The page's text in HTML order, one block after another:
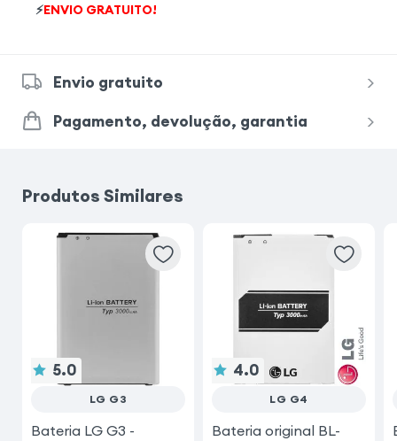
⚡ENVIO GRATUITO!
Envio gratuito
Pagamento, devolução, garantia
Produtos Similares
5.0
LG G3
Bateria LG G3 -
4.0
LG G4
Bateria original BL-